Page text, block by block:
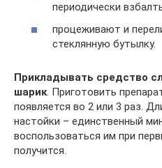
периодически
процеживают и
стеклянную бутылку.
Прикладывать средство
шарик . Приготовить
появляется во 2 или 3 раз.
настойки – единственный
воспользоваться им при
получится.